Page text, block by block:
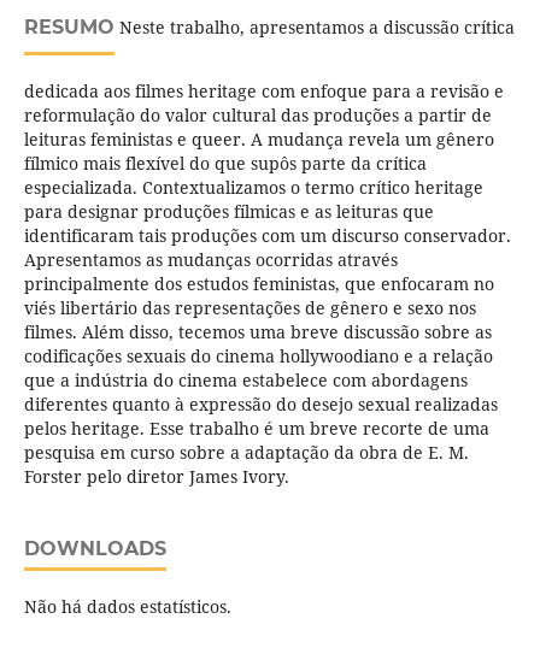
RESUMO Neste trabalho, apresentamos a discussão crítica
dedicada aos filmes heritage com enfoque para a revisão e
reformulação do valor cultural das produções a partir de
leituras feministas e queer. A mudança revela um gênero
fílmico mais flexível do que supôs parte da crítica
especializada. Contextualizamos o termo crítico heritage
para designar produções fílmicas e as leituras que
identificaram tais produções com um discurso conservador.
Apresentamos as mudanças ocorridas através
principalmente dos estudos feministas, que enfocaram no
viés libertário das representações de gênero e sexo nos
filmes. Além disso, tecemos uma breve discussão sobre as
codificações sexuais do cinema hollywoodiano e a relação
que a indústria do cinema estabelece com abordagens
diferentes quanto à expressão do desejo sexual realizadas
pelos heritage. Esse trabalho é um breve recorte de uma
pesquisa em curso sobre a adaptação da obra de E. M.
Forster pelo diretor James Ivory.
DOWNLOADS
Não há dados estatísticos.